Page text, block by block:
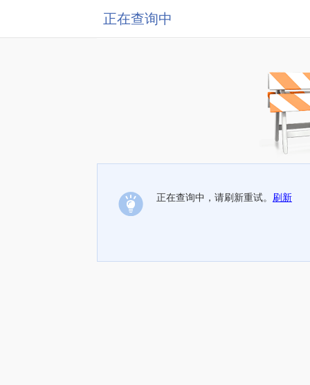
正在查询中
正在查询中，请刷新重试。 刷新